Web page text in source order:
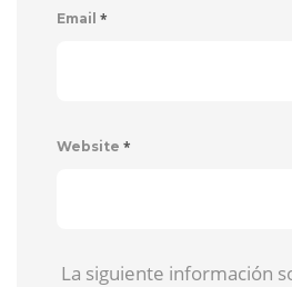
Email *
Website *
La siguiente información